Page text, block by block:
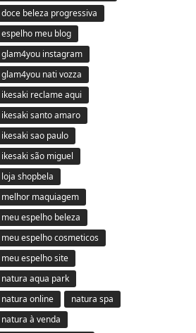
doce beleza progressiva
espelho meu blog
glam4you instagram
glam4you nati vozza
ikesaki reclame aqui
ikesaki santo amaro
ikesaki sao paulo
ikesaki são miguel
loja shopbela
melhor maquiagem
meu espelho beleza
meu espelho cosmeticos
meu espelho site
natura aqua park
natura online
natura spa
natura à venda